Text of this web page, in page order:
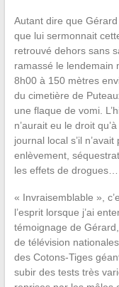
Autant dire que
que lui sermonnait
retrouvé dehors sans
ramassé le lendemain
8h00 à 150 mètres
du cimetière de
une flaque de vomi.
n’aurait eu le droit
journal local s’il
enlèvement,
les effets de drogues…
« Invraisemblable »,
l’esprit lorsque j’ai
témoignage de
de télévision
des Cotons-Tiges
subir des tests très